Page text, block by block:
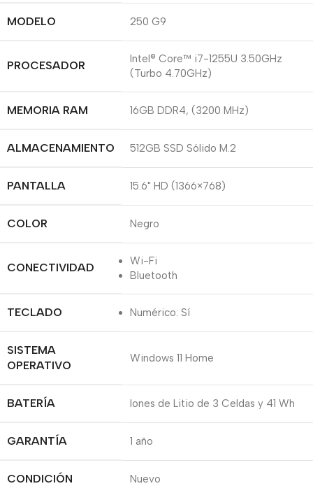
MODELO 250 G9
PROCESADOR
Intel® Core™ i7-1255U 3.50GHz
(Turbo 4.70GHz)
MEMORIA RAM 16GB DDR4, (3200 MHz)
ALMACENAMIENTO 512GB SSD Sólido M.2
PANTALLA 15.6" HD (1366×768)
COLOR Negro
CONECTIVIDAD
Wi-Fi
Bluetooth
TECLADO Numérico: Sí
SISTEMA
OPERATIVO
Windows 11 Home
BATERÍA Iones de Litio de 3 Celdas y 41 Wh
GARANTÍA 1 año
CONDICIÓN Nuevo